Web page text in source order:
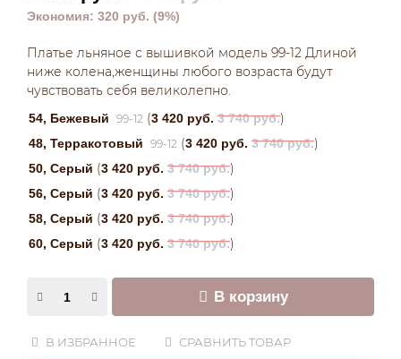
Экономия: 320 руб. (9%)
Платье льняное с вышивкой модель 99-12 Длиной
ниже колена,женщины любого возраста будут
чувствовать себя великолепно.
54, Бежевый 99-12 (3 420 руб. 3 740 руб.)
48, Терракотовый 99-12 (3 420 руб. 3 740 руб.)
50, Серый (3 420 руб. 3 740 руб.)
56, Серый (3 420 руб. 3 740 руб.)
58, Серый (3 420 руб. 3 740 руб.)
60, Серый (3 420 руб. 3 740 руб.)
В корзину
В ИЗБРАННОЕ СРАВНИТЬ ТОВАР